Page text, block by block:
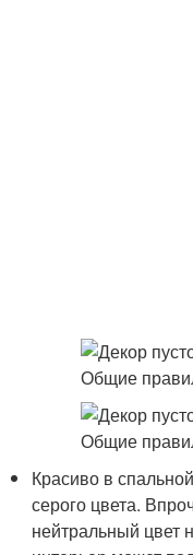
Красиво в
серого цвета.
нейтральный